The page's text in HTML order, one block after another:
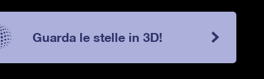
Guarda le stelle in 3D!